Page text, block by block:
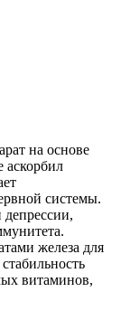
на основе
аскорбил
системы.
депрессии,
железа для
витаминов,